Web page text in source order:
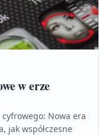
w erze
Nowa era
jak współczesne